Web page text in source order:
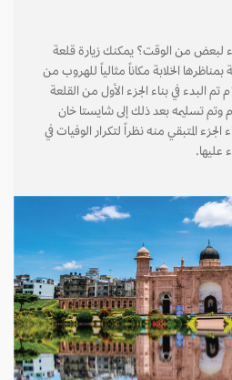
من الوقت؟ يمكنك زيارة قلعة
الخلابة مكاناً مثالياً للهروب من
ففي عام 1677م تم البدء في بناء الجزء الأول من القلعة
تسليمه بعد ذلك إلى شايستا خان
المتبقي منه نظراً لتكرار الوفيات في